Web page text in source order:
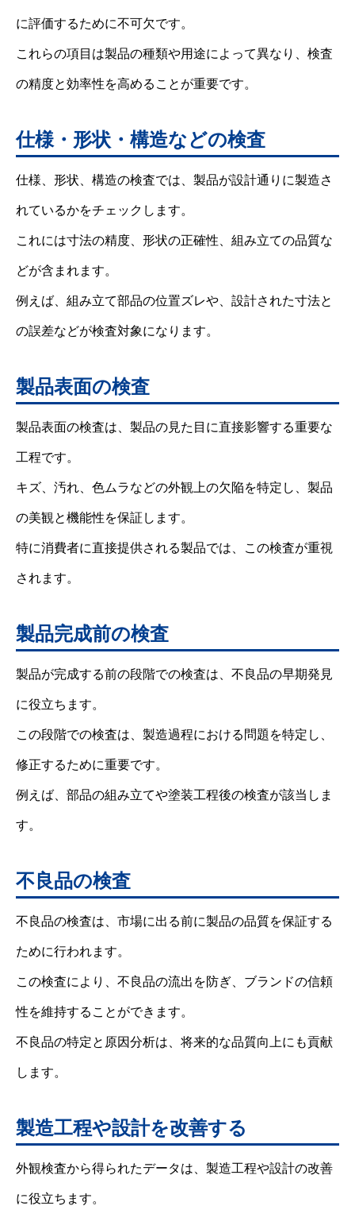
に評価するために不可欠です。
これらの項目は製品の種類や用途によって異なり、検査
の精度と効率性を高めることが重要です。
仕様・形状・構造などの検査
仕様、形状、構造の検査では、製品が設計通りに製造さ
れているかをチェックします。
これには寸法の精度、形状の正確性、組み立ての品質な
どが含まれます。
例えば、組み立て部品の位置ズレや、設計された寸法と
の誤差などが検査対象になります。
製品表面の検査
製品表面の検査は、製品の見た目に直接影響する重要な
工程です。
キズ、汚れ、色ムラなどの外観上の欠陥を特定し、製品
の美観と機能性を保証します。
特に消費者に直接提供される製品では、この検査が重視
されます。
製品完成前の検査
製品が完成する前の段階での検査は、不良品の早期発見
に役立ちます。
この段階での検査は、製造過程における問題を特定し、
修正するために重要です。
例えば、部品の組み立てや塗装工程後の検査が該当しま
す。
不良品の検査
不良品の検査は、市場に出る前に製品の品質を保証する
ために行われます。
この検査により、不良品の流出を防ぎ、ブランドの信頼
性を維持することができます。
不良品の特定と原因分析は、将来的な品質向上にも貢献
します。
製造工程や設計を改善する
外観検査から得られたデータは、製造工程や設計の改善
に役立ちます。